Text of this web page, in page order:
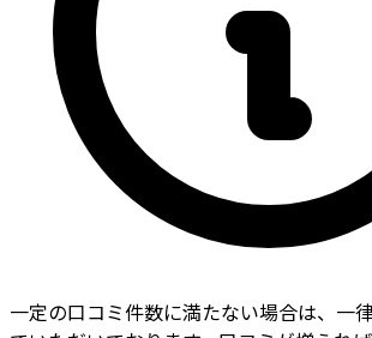
一定の口コミ件数に満たない場合は、一